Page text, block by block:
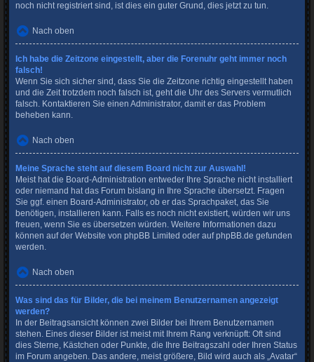
noch nicht registriert sind, ist dies ein guter Grund, dies jetzt zu tun.
Nach oben
Ich habe die Zeitzone eingestellt, aber die Forenuhr geht immer noch
falsch!
Wenn Sie sich sicher sind, dass Sie die Zeitzone richtig eingestellt haben
und die Zeit trotzdem noch falsch ist, geht die Uhr des Servers vermutlich
falsch. Kontaktieren Sie einen Administrator, damit er das Problem
beheben kann.
Nach oben
Meine Sprache steht auf diesem Board nicht zur Auswahl!
Meist hat die Board-Administration entweder Ihre Sprache nicht installiert
oder niemand hat das Forum bislang in Ihre Sprache übersetzt. Fragen
Sie ggf. einen Board-Administrator, ob er das Sprachpaket, das Sie
benötigen, installieren kann. Falls es noch nicht existiert, würden wir uns
freuen, wenn Sie es übersetzen würden. Weitere Informationen dazu
können auf der Website von phpBB Limited oder aufphpBB.de gefunden
werden.
Nach oben
Was sind das für Bilder, die bei meinem Benutzernamen angezeigt
werden?
In der Beitragsansicht können zwei Bilder bei Ihrem Benutzernamen
stehen. Eines dieser Bilder ist meist mit Ihrem Rang verknüpft: Oft sind
dies Sterne, Kästchen oder Punkte, die Ihre Beitragszahl oder Ihren Status
im Forum angeben. Das andere, meist größere, Bild wird auch als „Avatar“